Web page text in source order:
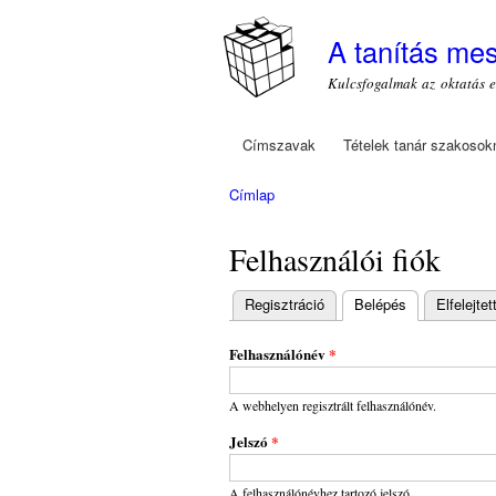
A tanítás
Kulcsfogalmak az oktatás
Főmenü
Címszavak Tételek tanár
Címlap
Felhasználói fiók
Elsődleges
fülek
Regisztráció Belépés (aktív fül)
Felhasználónév*
A webhelyen regisztrált felhasználónév.
Jelszó*